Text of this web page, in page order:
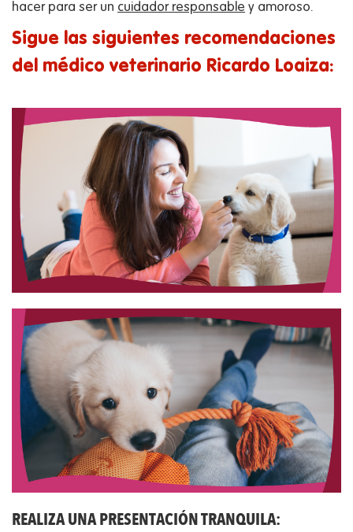
hacer para ser un cuidador responsable y amoroso.
Sigue las siguientes recomendaciones
del médico veterinario Ricardo Loaiza:
REALIZA UNA PRESENTACIÓN TRANQUILA: